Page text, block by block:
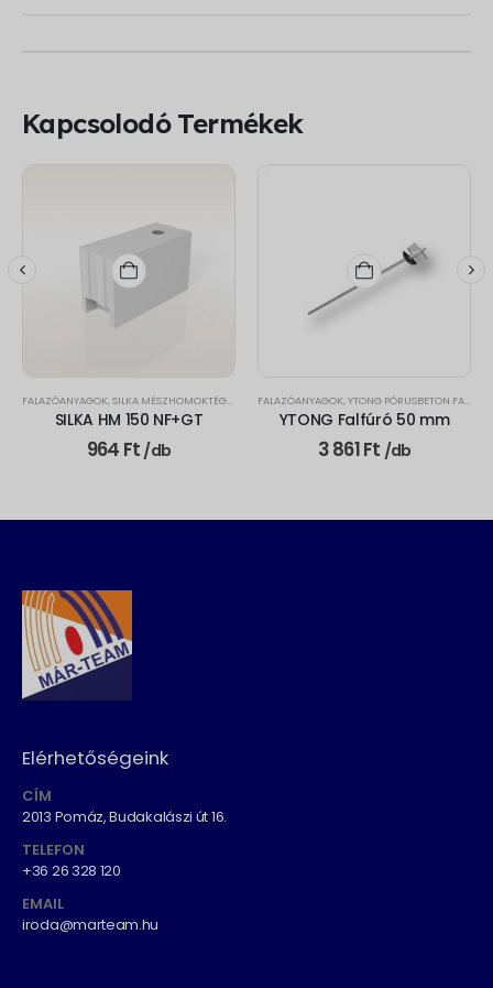
Kapcsolodó Termékek
,YTONG U-ZSALUELEM
FALAZÓANYAGOK, SILKA MÉSZHOMOKTÉGLA ELEMEK
SILKA HM 150 NF+GT
964 Ft /db
FALAZÓANYAGOK, YTONG PÓRUSBETON FALAZÓELEMEK
YTONG Falfúró 50 mm
3 861Ft /db
Elérhetőségeink
CÍM
2013 Pomáz, Budakalászi út 16.
TELEFON
+36 26 328 120
EMAIL
iroda@marteam.hu